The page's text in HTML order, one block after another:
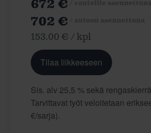
672 €
702 €
153.00 € / kpl
Tilaa liikkeeseen
Sis. alv 25,5 % sekä
Tarvittavat työt veloitetaan
€/sarja).